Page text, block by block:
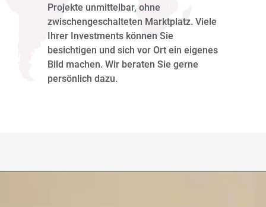
Projekte unmittelbar, ohne
zwischengeschalteten Marktplatz. Viele
Ihrer Investments können Sie
besichtigen und sich vor Ort ein eigenes
Bild machen. Wir beraten Sie gerne
persönlich dazu.